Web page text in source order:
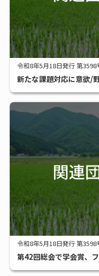
令和8年5月18日発行 第3598
新たな課題対応に意欲/
令和8年5月18日発行 第3598
第42回総会で学会賞、